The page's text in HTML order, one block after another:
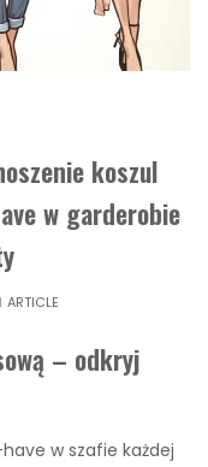
koszul
w garderobie
ARTICLE
– odkryj
w szafie każdej